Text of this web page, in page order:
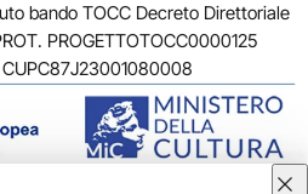
bando TOCC Decreto Direttoriale
PROGETTOTOCC0000125